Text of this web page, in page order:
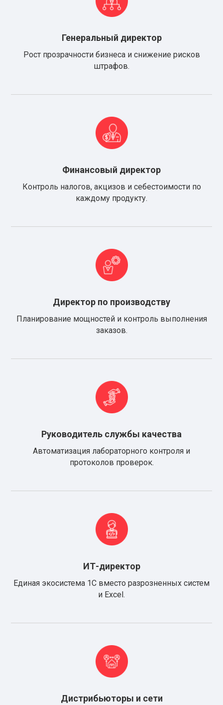
Генеральный директор
Рост прозрачности бизнеса и снижение рисков
штрафов.
Финансовый директор
Контроль налогов, акцизов и себестоимости по
каждому продукту.
Директор по производству
Планирование мощностей и контроль выполнения
заказов.
Руководитель службы качества
Автоматизация лабораторного контроля и
протоколов проверок.
ИТ-директор
Единая экосистема 1С вместо разрозненных систем
и Excel.
Дистрибьюторы и сети